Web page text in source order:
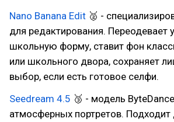
Nano Banana Edit 🥈 -
для редактирования. Переодевает
школьную форму, ставит фон
или школьного двора, сохраняет
выбор, если есть готовое селфи.
Seedream 4.5 🥉 - модель
атмосферных портретов.